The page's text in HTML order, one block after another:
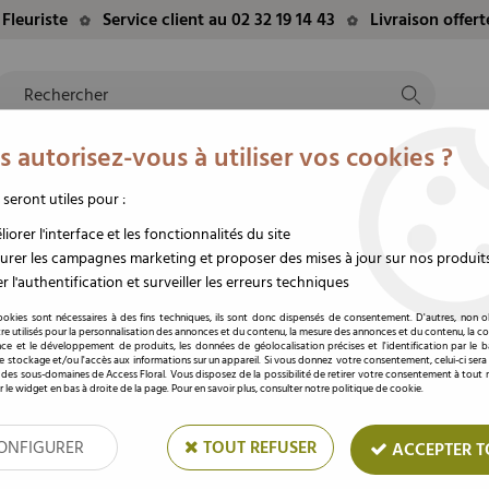
Service client au 02 32 19 14 43 Livraison
EVÈNEMENTS
DU MOMENT
FLEURS/PLANTES DEUIL
100m
Aluminium 200mm x
Soyez le premier à donner votre
Prix : Connectez-
Réf. :AC200
Rouleau de papier aluminium à
autorisez-vous à utiliser vos cookies ?
seront utiles pour :
l'interface et les fonctionnalités du site
les campagnes marketing et proposer des mises à jour sur nos
l'authentification et surveiller les erreurs techniques
sont nécessaires à des fins techniques, ils sont donc dispensés de consentement. D'autres, non
utilisés pour la personnalisation des annonces et du contenu, la mesure des annonces et du contenu, la
et le développement de produits, les données de géolocalisation précises et l'identification par le
stockage et/ou l'accès aux informations sur un appareil. Si vous donnez votre consentement, celui-ci
des sous-domaines de Access Floral. Vous disposez de la possibilité de retirer votre consentement à tout
le widget en bas à droite de la page. Pour en savoir plus, consulter notre politique de cookie.
TOUT REFUSER ACCEPTER